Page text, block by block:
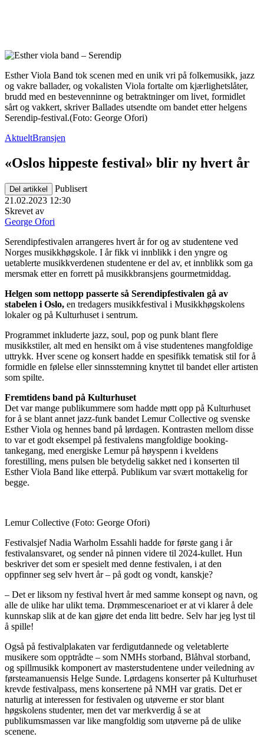
Esther Viola Band tok scenen med en unik vri på folkemusikk, jazz
og vakre ballader, og vokalisten Viola fortalte om kjærlighetslåter,
brudd med en bestevenninne og betraktninger om livet, formidlet
sårt og vakkert, skriver Ballades utsendte om bandet etter helgens
Serendip-festival.(Foto: George Ofori)
AktueltBransjen
«Oslos hippeste festival» blir ny hvert år
Del artikkel
Publisert
21.02.2023 12:30
Skrevet av
George Ofori
Serendipfestivalen arrangeres hvert år for og av studentene ved
Norges musikkhøgskole. I år fikk vi innblikk i den yngre og
uetablerte musikkverdenen studentene er del av, et innblikk som ga
mersmak etter en forrett på musikkbransjens gourmetmiddag.
Helgen som nettopp passerte så Serendipfestivalen gå av
stabelen i Oslo, en tredagers musikkfestival i Musikkhøgskolens
lokaler og på Kulturhuset i sentrum.
Programmet inkluderte jazz, soul, pop og punk blant flere
musikkstiler, alt med en hensikt om å vise studentenes mangfoldige
uttrykk. Hver scene og konsert hadde en spesifikk tematisk stil for å
formidle en følelse eller sinnsstemning knyttet til bandet eller artisten
som spilte.
Fremtidens band på Kulturhuset
Det var mange publikummere som hadde møtt opp på Kulturhuset
for å se blant annet jazz-funk bandet Lemur Collective og svenske
Esther Viola og hennes band på lørdagen. Kontrasten mellom disse
to var et godt eksempel på festivalens mangfoldige booking-
tankegang, med energiske Lemur på høyspenn i kveldens
forestilling, mens pulsen ble betydelig sakket ned i konserten til
Esther Viola Band like etterpå. Publikum var svært mottakelig for
begge.
Lemur Collective (Foto: George Ofori)
Festivalsjef Nadia Warholm Essahli hadde for første gang i år
festivalansvaret, og sender nå pinnen videre til 2024-kullet. Hun
beskriver det som er spesielt med denne festivalen, i at den
oppfinner seg selv hvert år – på godt og vondt, kanskje?
– Det er liksom ny festival hvert år med samme konsept og navn, og
alle de ulike har ulikt tema. Drømmescenarioet er at vi klarer å dele
kunnskap slik at de kan gjøre det enda litt bedre. Selv har jeg lyst til
å spille!
Også på festivalplakaten var ferdigutdannede og veletablerte
musikere som opptrådte – som NMHs storband, Blåhval storband,
og spillmusikk komponert av masterstudentene under veiledning av
førsteamanuensis Helge Sunde. Lørdagens konserter på Kulturhuset
krevde festivalpass, mens konsertene på NMH var gratis. Det er
naturlig at interessen for festivalen og utøverne er stor blant
høgskolens studenter, men det var merkverdig å se at
publikumsmassen var like mangfoldig som utøverne på de ulike
scenene.